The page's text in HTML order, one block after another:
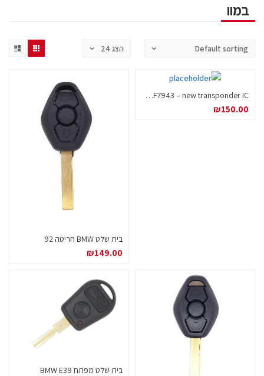
במוו
PCF7943 – new transponder IC שבב אימובילייזר BMW
₪150.00
בית שלט BMW חריטה 92
₪149.00
בית שלט מפתח BMW E39